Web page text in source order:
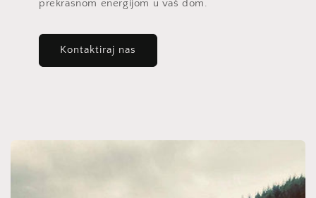
prekrasnom energijom u vaš dom.
Kontaktiraj nas